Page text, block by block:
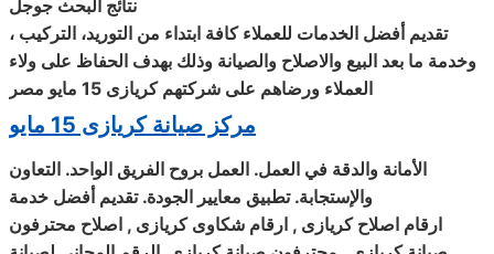
نتائج البحث جوجل
تقديم أفضل الخدمات للعملاء كافة ابتداء من التوريد، التركيب ،
وخدمة ما بعد البيع والاصلاح والصيانة وذلك بهدف الحفاظ على ولاء
العملاء ورضاهم على شركتهم كريازى 15 مايو مصر
مركز صيانة كريازى 15 مايو
الأمانة والدقة في العمل. العمل بروح الفريق الواحد. التعاون
والإستجابة. تطبيق معايير الجودة. تقديم أفضل خدمة
ارقام اصلاح كريازى , ارقام شكاوى كريازى , اصلاح محترفون